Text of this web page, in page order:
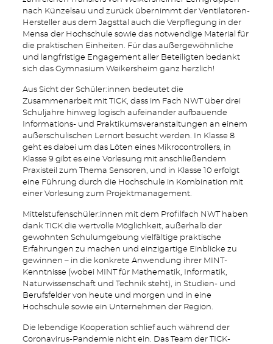
nach Künzelsau und zurück übernimmt der Ventilatoren-
Hersteller aus dem Jagsttal auch die Verpflegung in der
Mensa der Hochschule sowie das notwendige Material für
die praktischen Einheiten. Für das außergewöhnliche
und langfristige Engagement aller Beteiligten bedankt
sich das Gymnasium Weikersheim ganz herzlich!
Aus Sicht der Schüler:innen bedeutet die
Zusammenarbeit mit TICK, dass im Fach NWT über drei
Schuljahre hinweg logisch aufeinander aufbauende
Informations- und Praktikumsveranstaltungen an einem
außerschulischen Lernort besucht werden. In Klasse 8
geht es dabei um das Löten eines Mikrocontrollers, in
Klasse 9 gibt es eine Vorlesung mit anschließendem
Praxisteil zum Thema Sensoren, und in Klasse 10 erfolgt
eine Führung durch die Hochschule in Kombination mit
einer Vorlesung zum Projektmanagement.
Mittelstufenschüler:innen mit dem Profilfach NWT haben
dank TICK die wertvolle Möglichkeit, außerhalb der
gewohnten Schulumgebung vielfältige praktische
Erfahrungen zu machen und einzigartige Einblicke zu
gewinnen – in die konkrete Anwendung ihrer MINT-
Kenntnisse (wobei MINT für Mathematik, Informatik,
Naturwissenschaft und Technik steht), in Studien- und
Berufsfelder von heute und morgen und in eine
Hochschule sowie ein Unternehmen der Region.
Die lebendige Kooperation schlief auch während der
Coronavirus-Pandemie nicht ein. Das Team der TICK-